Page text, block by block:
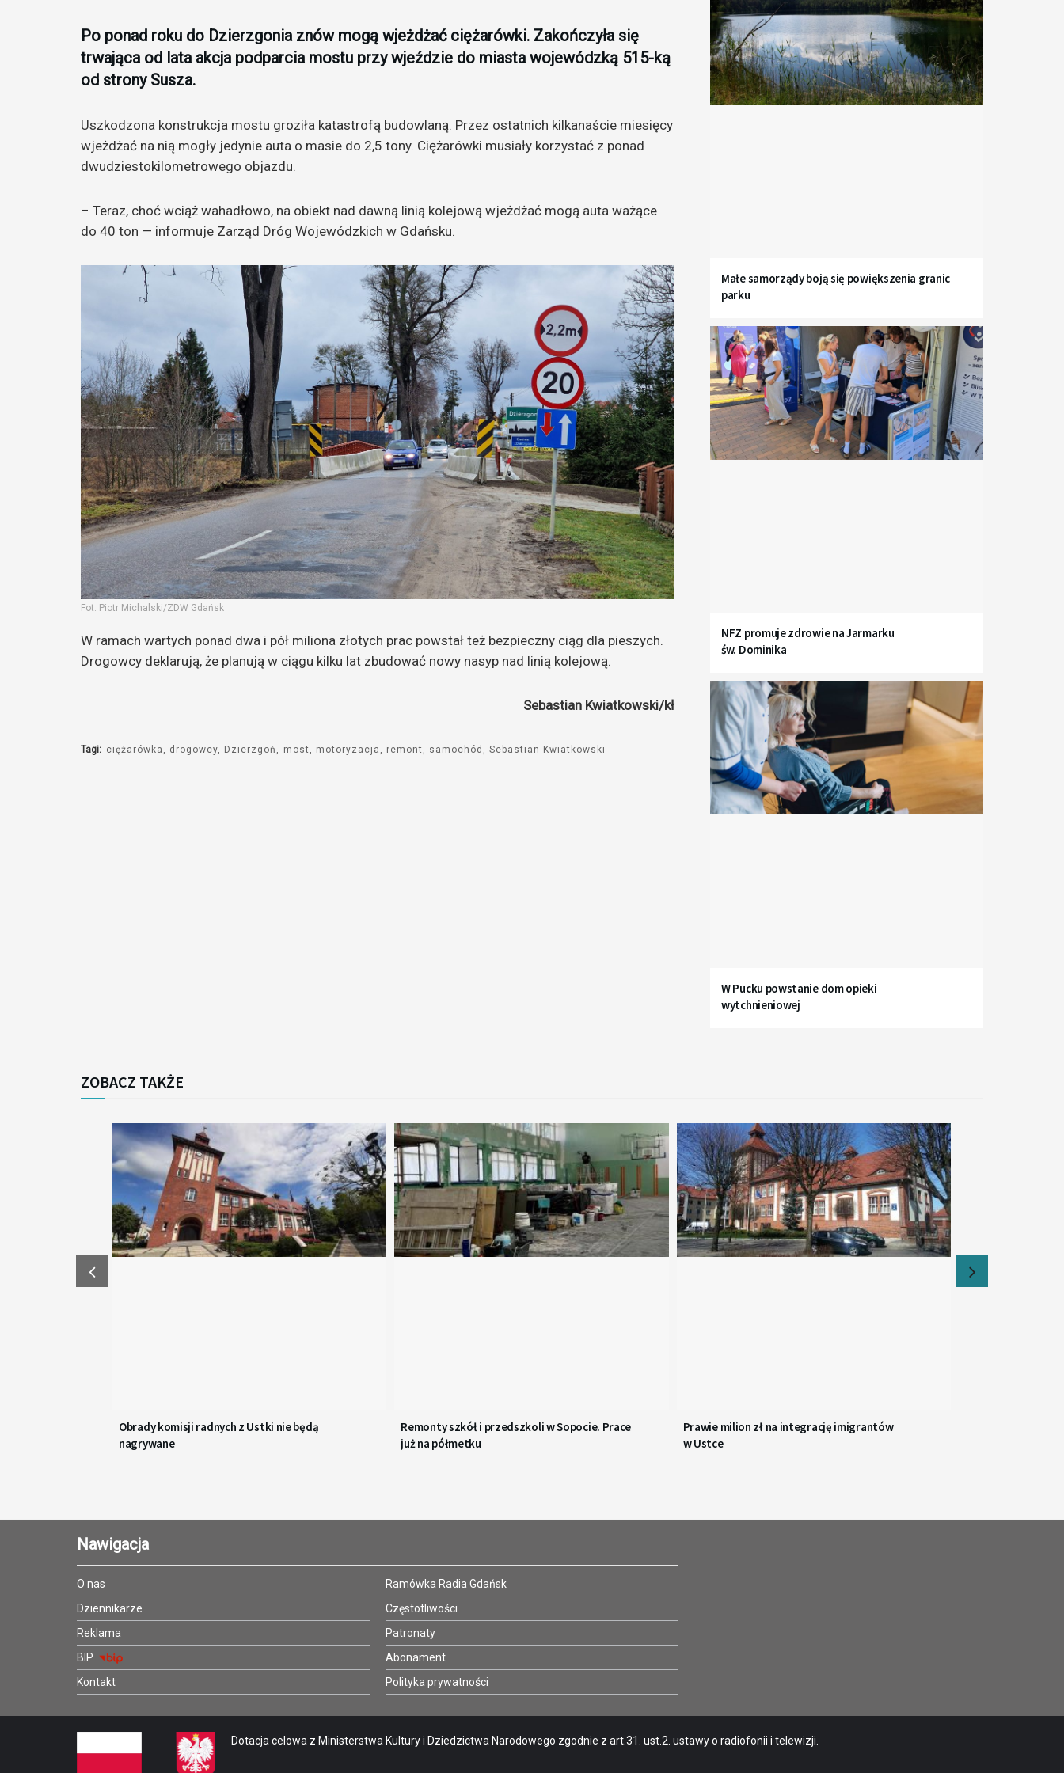
Po ponad roku do Dzierzgonia znów mogą wjeżdżać ciężarówki. Zakończyła się
trwająca od lata akcja podparcia mostu przy wjeździe do miasta wojewódzką 515-ką
od strony Susza.
Uszkodzona konstrukcja mostu groziła katastrofą budowlaną. Przez ostatnich kilkanaście miesięcy
wjeżdżać na nią mogły jedynie auta o masie do 2,5 tony. Ciężarówki musiały korzystać z ponad
dwudziestokilometrowego objazdu.
– Teraz, choć wciąż wahadłowo, na obiekt nad dawną linią kolejową wjeżdżać mogą auta ważące
do 40 ton — informuje Zarząd Dróg Wojewódzkich w Gdańsku.
Fot. Piotr Michalski/ZDW Gdańsk
W ramach wartych ponad dwa i pół miliona złotych prac powstał też bezpieczny ciąg dla pieszych.
Drogowcy deklarują, że planują w ciągu kilku lat zbudować nowy nasyp nad linią kolejową.
Sebastian Kwiatkowski/kł
Tagi: ciężarówka drogowcy Dzierzgoń most motoryzacja remont samochód Sebastian Kwiatkowski
Małe samorządy boją się powiększenia granic
parku
NFZ promuje zdrowie na Jarmarku
św. Dominika
W Pucku powstanie dom opieki
wytchnieniowej
ZOBACZ TAKŻE
Obrady komisji radnych z Ustki nie będą
nagrywane
Remonty szkół i przedszkoli w Sopocie. Prace
już na półmetku
Prawie milion zł na integrację imigrantów
w Ustce
Nawigacja
O nas
Dziennikarze
Reklama
BIP
Kontakt
Ramówka Radia Gdańsk
Częstotliwości
Patronaty
Abonament
Polityka prywatności
Dotacja celowa z Ministerstwa Kultury i Dziedzictwa Narodowego zgodnie z art.31. ust.2. ustawy o radiofonii i telewizji.